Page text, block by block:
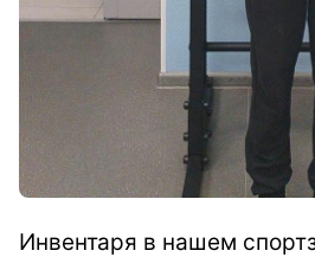
Инвентаря в нашем